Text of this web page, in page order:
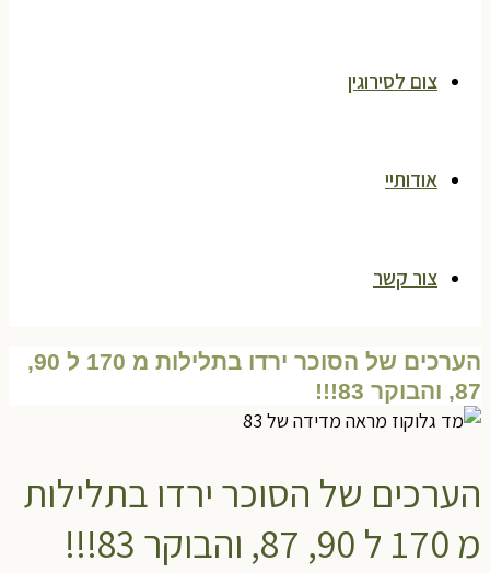
צום לסירוגין
אודותיי
צור קשר
הערכים של הסוכר ירדו בתלילות מ 170 ל 90,
87, והבוקר 83!!!
הערכים של הסוכר ירדו בתלילות
מ 170 ל 90, 87, והבוקר 83!!!